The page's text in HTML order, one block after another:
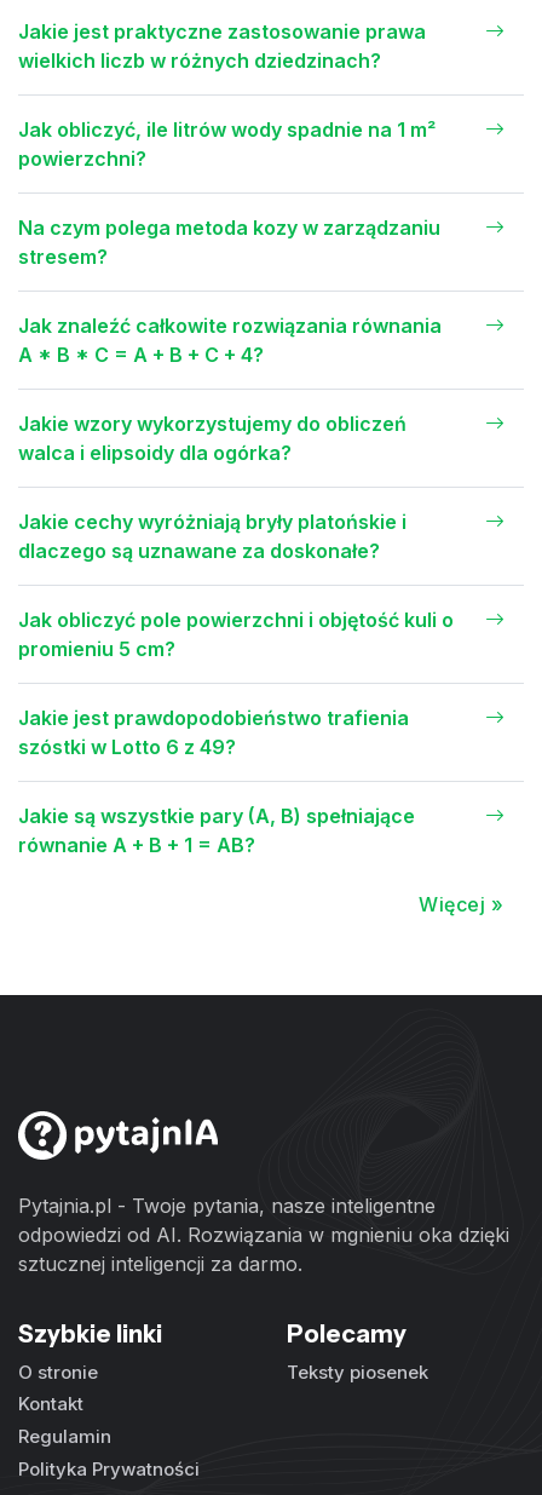
Jakie jest praktyczne zastosowanie prawa
wielkich liczb w różnych dziedzinach?
Jak obliczyć, ile litrów wody spadnie na 1 m²
powierzchni?
Na czym polega metoda kozy w zarządzaniu
stresem?
Jak znaleźć całkowite rozwiązania równania
A * B * C = A + B + C + 4?
Jakie wzory wykorzystujemy do obliczeń
walca i elipsoidy dla ogórka?
Jakie cechy wyróżniają bryły platońskie i
dlaczego są uznawane za doskonałe?
Jak obliczyć pole powierzchni i objętość kuli o
promieniu 5 cm?
Jakie jest prawdopodobieństwo trafienia
szóstki w Lotto 6 z 49?
Jakie są wszystkie pary (A, B) spełniające
równanie A + B + 1 = AB?
Więcej »
Pytajnia.pl - Twoje pytania, nasze inteligentne
odpowiedzi od AI. Rozwiązania w mgnieniu oka dzięki
sztucznej inteligencji za darmo.
Szybkie linki
O stronie
Kontakt
Regulamin
Polityka Prywatności
Polecamy
Teksty piosenek